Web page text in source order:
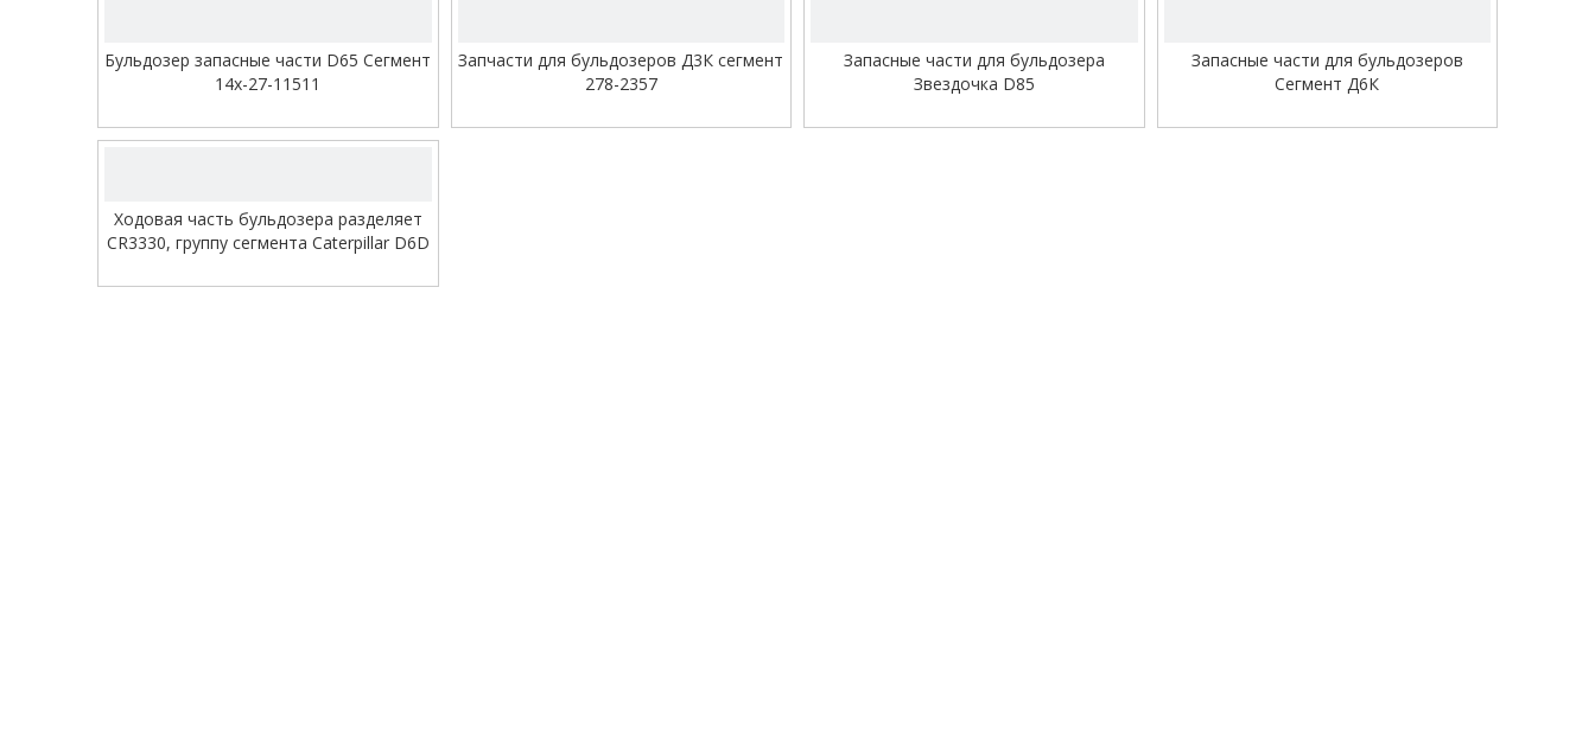
Болт гайка
Бульдозер запасные части D65 Сегмент
14x-27-11511
Запчасти для бульдозеров Д3К сегмент
278-2357
Запасные части для бульдозера
Звездочка D85
Запасные части для бульдозеров
Сегмент Д6К
Ходовая часть бульдозера разделяет
CR3330, группу сегмента Caterpillar D6D